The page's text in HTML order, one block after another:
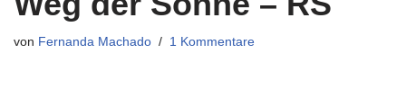
von Fernanda Machado 1 Kommentare